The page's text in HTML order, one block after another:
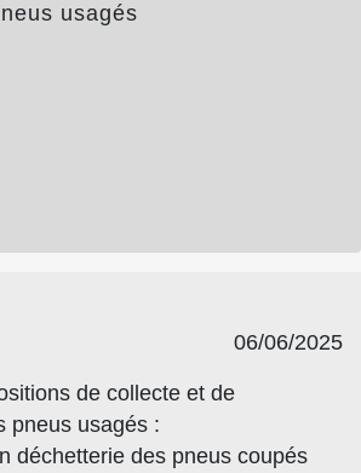
usagés
06/06/2025
de collecte et de
pneus usagés :
déchetterie des pneus coupés